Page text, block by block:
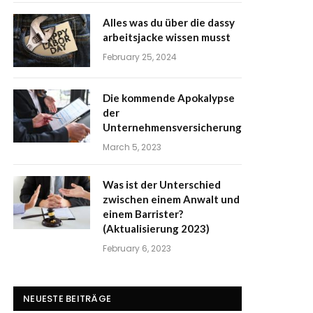
Alles was du über die dassy
arbeitsjacke wissen musst
February 25, 2024
Die kommende Apokalypse
der
Unternehmensversicherung
March 5, 2023
Was ist der Unterschied
zwischen einem Anwalt und
einem Barrister?
(Aktualisierung 2023)
February 6, 2023
NEUESTE BEITRÄGE